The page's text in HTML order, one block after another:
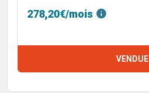
278,20€/mois
VENDUE